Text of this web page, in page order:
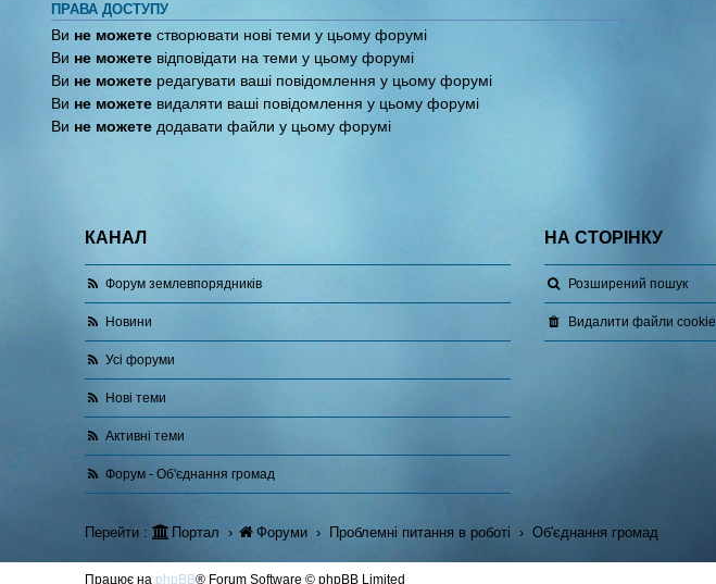
ПРАВА ДОСТУПУ
Ви не можете створювати нові теми у цьому форумі
Ви не можете відповідати на теми у цьому форумі
Ви не можете редагувати ваші повідомлення у цьому форумі
Ви не можете видаляти ваші повідомлення у цьому форумі
Ви не можете додавати файли у цьому форумі
КАНАЛ
Форум землевпорядників
Новини
Усі форуми
Нові теми
Активні теми
Форум - Об'єднання громад
НА СТОРІНКУ
Розширений пошук
Видалити файли cookie
Перейти : Портал Форуми Проблемні питання в роботі Об'єднання громад
Працює на phpBB® Forum Software © phpBB Limited